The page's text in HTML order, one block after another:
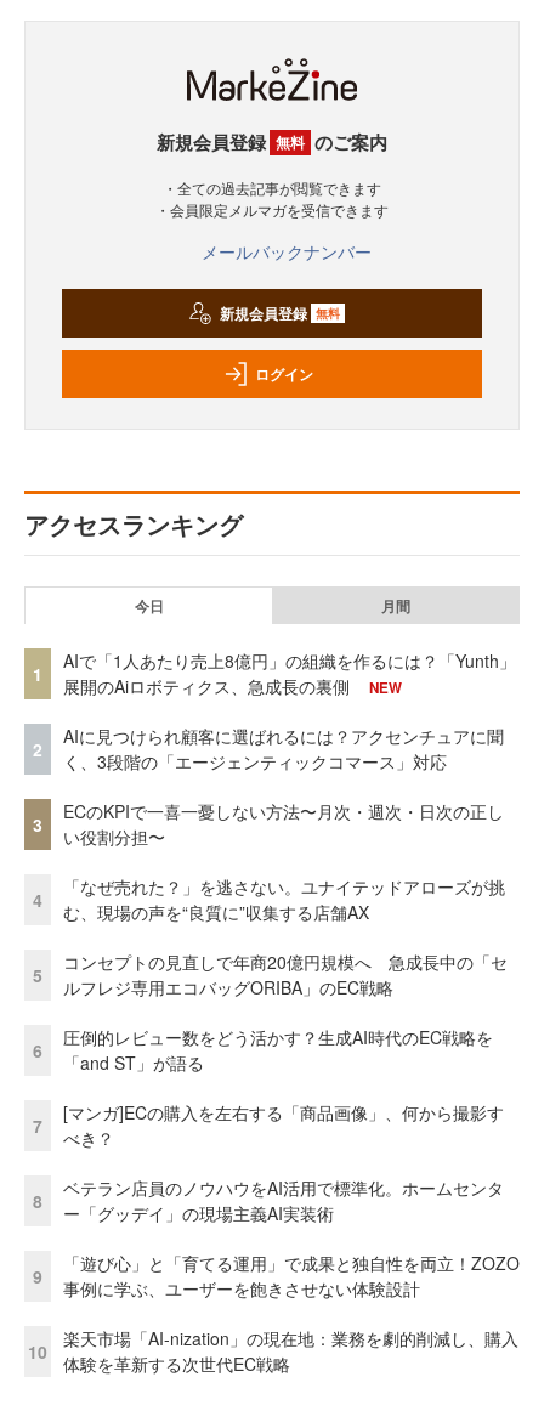
新規会員登録 無料 のご案内
・全ての過去記事が閲覧できます
・会員限定メルマガを受信できます
メールバックナンバー
新規会員登録 無料
ログイン
アクセスランキング
今日 月間
1
AIで「1人あたり売上8億円」の組織を作るには？「Yunth」
展開のAiロボティクス、急成長の裏側
NEW
2
AIに見つけられ顧客に選ばれるには？アクセンチュアに聞
く、3段階の「エージェンティックコマース」対応
3
ECのKPIで一喜一憂しない方法〜月次・週次・日次の正し
い役割分担〜
4
「なぜ売れた？」を逃さない。ユナイテッドアローズが挑
む、現場の声を“良質に”収集する店舗AX
5
コンセプトの見直しで年商20億円規模へ 急成長中の「セ
ルフレジ専用エコバッグORIBA」のEC戦略
6
圧倒的レビュー数をどう活かす？生成AI時代のEC戦略を
「and ST」が語る
7
[マンガ]ECの購入を左右する「商品画像」、何から撮影す
べき？
8
ベテラン店員のノウハウをAI活用で標準化。ホームセンタ
ー「グッデイ」の現場主義AI実装術
9
「遊び心」と「育てる運用」で成果と独自性を両立！ZOZO
事例に学ぶ、ユーザーを飽きさせない体験設計
10
楽天市場「AI-nization」の現在地：業務を劇的削減し、購入
体験を革新する次世代EC戦略